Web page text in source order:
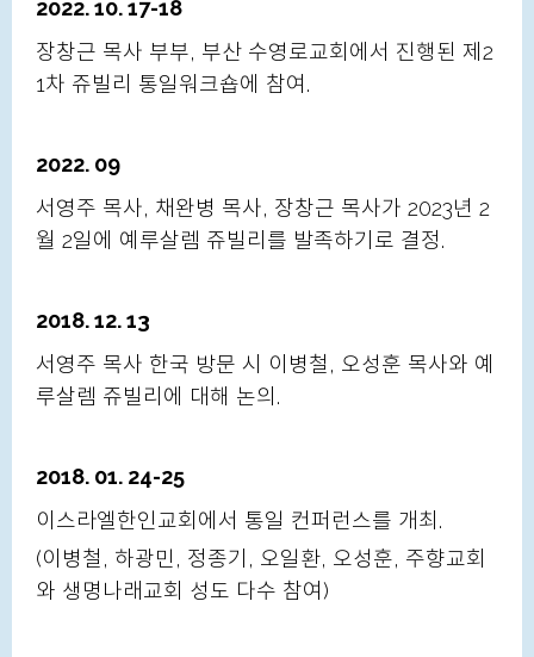
2022. 10. 17-18
장창근 목사 부부, 부산 수영로교회에서 진행된 제2
1차 쥬빌리 통일워크숍에 참여.
2022. 09
서영주 목사, 채완병 목사, 장창근 목사가 2023년 2
월 2일에 예루살렘 쥬빌리를 발족하기로 결정.
2018. 12. 13
서영주 목사 한국 방문 시 이병철, 오성훈 목사와 예
루살렘 쥬빌리에 대해 논의.
2018. 01. 24-25
이스라엘한인교회에서 통일 컨퍼런스를 개최.
(이병철, 하광민, 정종기, 오일환, 오성훈, 주향교회
와 생명나래교회 성도 다수 참여)